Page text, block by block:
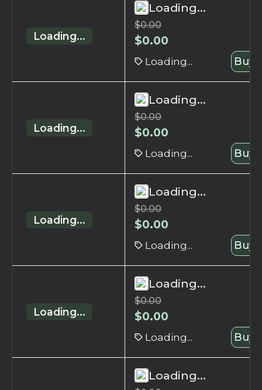
Loading...
Loading...
$0.00
$0.00
Loading... Buy
Loading...
Loading...
$0.00
$0.00
Loading... Buy
Loading...
Loading...
$0.00
$0.00
Loading... Buy
Loading...
Loading...
$0.00
$0.00
Loading... Buy
Loading...